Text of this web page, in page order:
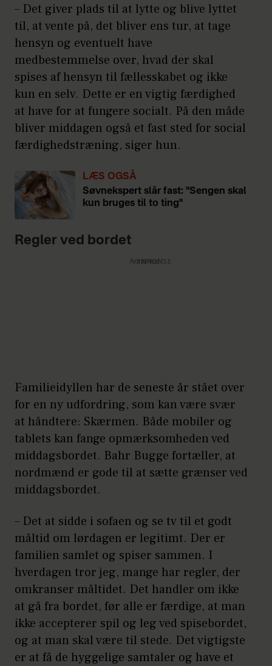
– Det giver plads til at lytte og blive lyttet
til, at vente på, det bliver ens tur, at tage
hensyn og eventuelt have
medbestemmelse over, hvad der skal
spises af hensyn til fællesskabet og ikke
kun en selv. Dette er en vigtig færdighed
at have for at fungere socialt. På den måde
bliver middagen også et fast sted for social
færdighedstræning, siger hun.
LÆS OGSÅ
Søvnekspert slår fast: "Sengen skal
kun bruges til to ting"
Regler ved bordet
Annonce
Familieidyllen har de seneste år stået over
for en ny udfordring, som kan være svær
at håndtere: Skærmen. Både mobiler og
tablets kan fange opmærksomheden ved
middagsbordet. Bahr Bugge fortæller, at
nordmænd er gode til at sætte grænser ved
middagsbordet.
– Det at sidde i sofaen og se tv til et godt
måltid om lørdagen er legitimt. Der er
familien samlet og spiser sammen. I
hverdagen tror jeg, mange har regler, der
omkranser måltidet. Det handler om ikke
at gå fra bordet, før alle er færdige, at man
ikke accepterer spil og leg ved spisebordet,
og at man skal være til stede. Det vigtigste
er at få de hyggelige samtaler og have et